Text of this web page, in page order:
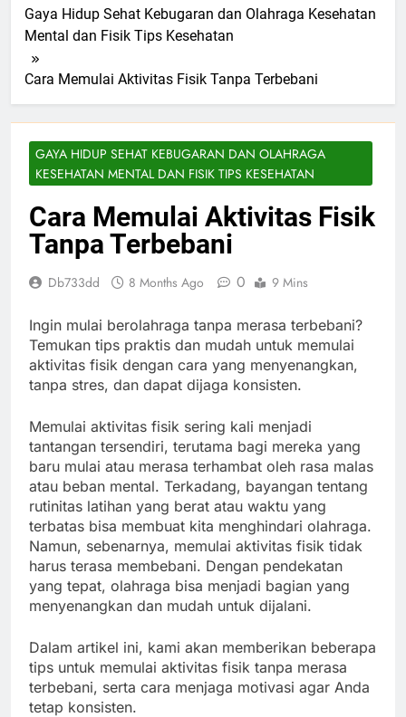
Gaya Hidup Sehat Kebugaran dan Olahraga Kesehatan
Mental dan Fisik Tips Kesehatan
Cara Memulai Aktivitas Fisik Tanpa Terbebani
GAYA HIDUP SEHAT KEBUGARAN DAN OLAHRAGA
KESEHATAN MENTAL DAN FISIK TIPS KESEHATAN
Cara Memulai Aktivitas Fisik
Tanpa Terbebani
Db733dd 8 Months Ago 0 9 Mins
Ingin mulai berolahraga tanpa merasa terbebani?
Temukan tips praktis dan mudah untuk memulai
aktivitas fisik dengan cara yang menyenangkan,
tanpa stres, dan dapat dijaga konsisten.
Memulai aktivitas fisik sering kali menjadi
tantangan tersendiri, terutama bagi mereka yang
baru mulai atau merasa terhambat oleh rasa malas
atau beban mental. Terkadang, bayangan tentang
rutinitas latihan yang berat atau waktu yang
terbatas bisa membuat kita menghindari olahraga.
Namun, sebenarnya, memulai aktivitas fisik tidak
harus terasa membebani. Dengan pendekatan
yang tepat, olahraga bisa menjadi bagian yang
menyenangkan dan mudah untuk dijalani.
Dalam artikel ini, kami akan memberikan beberapa
tips untuk memulai aktivitas fisik tanpa merasa
terbebani, serta cara menjaga motivasi agar Anda
tetap konsisten.